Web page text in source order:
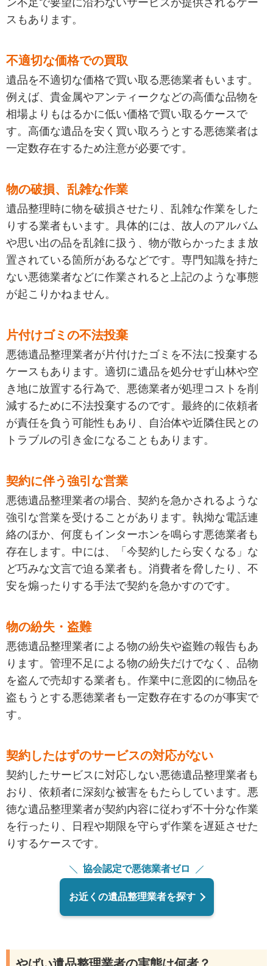
スもあります。
不適切な価格での買取
遺品を不適切な価格で買い取る悪徳業者もいます。
例えば、貴金属やアンティークなどの高価な品物を
相場よりもはるかに低い価格で買い取るケースで
す。高価な遺品を安く買い取ろうとする悪徳業者は
一定数存在するため注意が必要です。
物の破損、乱雑な作業
遺品整理時に物を破損させたり、乱雑な作業をした
りする業者もいます。具体的には、故人のアルバム
や思い出の品を乱雑に扱う、物が散らかったまま放
置されている箇所があるなどです。専門知識を持た
ない悪徳業者などに作業されると上記のような事態
が起こりかねません。
片付けゴミの不法投棄
悪徳遺品整理業者が片付けたゴミを不法に投棄する
ケースもあります。適切に遺品を処分せず山林や空
き地に放置する行為で、悪徳業者が処理コストを削
減するために不法投棄するのです。最終的に依頼者
が責任を負う可能性もあり、自治体や近隣住民との
トラブルの引き金になることもあります。
契約に伴う強引な営業
悪徳遺品整理業者の場合、契約を急かされるような
強引な営業を受けることがあります。執拗な電話連
絡のほか、何度もインターホンを鳴らす悪徳業者も
存在します。中には、「今契約したら安くなる」な
ど巧みな文言で迫る業者も。消費者を脅したり、不
安を煽ったりする手法で契約を急かすのです。
物の紛失・盗難
悪徳遺品整理業者による物の紛失や盗難の報告もあ
ります。管理不足による物の紛失だけでなく、品物
を盗んで売却する業者も。作業中に意図的に物品を
盗もうとする悪徳業者も一定数存在するのが事実で
す。
契約したはずのサービスの対応がない
契約したサービスに対応しない悪徳遺品整理業者も
おり、依頼者に深刻な被害をもたらしています。悪
徳な遺品整理業者が契約内容に従わず不十分な作業
を行ったり、日程や期限を守らず作業を遅延させた
りするケースです。
協会認定で悪徳業者ゼロ
お近くの遺品整理業者を探す